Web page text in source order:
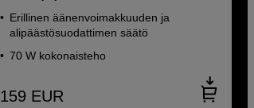
Erillinen äänenvoimakkuuden ja
alipäästösuodattimen säätö
70 W kokonaisteho
159 EUR